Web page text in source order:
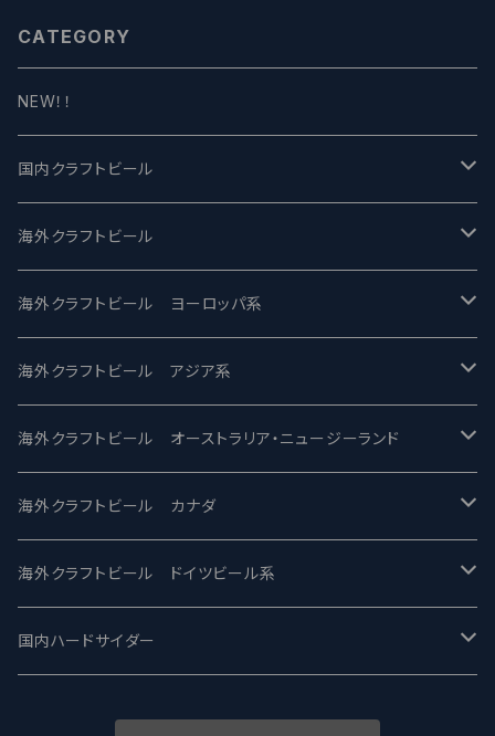
CATEGORY
NEW！！
国内クラフトビール
UCHU BREWING -うちゅうブルーイング
バテレ -VERTERE
2nd Story Ale Works -セカンドストーリー
ビアへるん - Beer Hearn
忽布古丹醸造 - HOP KOTAN
ワイマーケットブルーイング Y.Market Brewing
志賀高原ビール - SIGAKOGEN
海外クラフトビール
Modern Times モダンタイムズ
Maui マウイ
Toppling Goliath トップリンゴライアス
Fair State フェアステイト
Lagunitas ラグニタス
FirestoneWalker ファイアストーン
海外クラフトビール ヨーロッパ系
UnBarred -アンバード
SAIREN /サイレン
ワイルドチャイルド - Wilde Child
BrewDog Brewery - ブリュードッグ
The Flying Inn / ザ フライイング イン
海外クラフトビール アジア系
gweilo-鬼佬 グウァイロ
Heart Of Darkness - ハートオブダークネス
Carbon brews -カーボン
TAIHU - タイフー
海外クラフトビール オーストラリア・ニュージーランド
ROCKY RIDGE - ロッキーリッジ
BODRIGGY BREWING ボッドリッジー
CO-CONSPIRATORS コ・コンスピレーターズ
海外クラフトビール カナダ
Jackie O's ジャッキーオーズ
Westbrook ウェストブルック
海外クラフトビール ドイツビール系
Karmeliten カーメリテン
国内ハードサイダー